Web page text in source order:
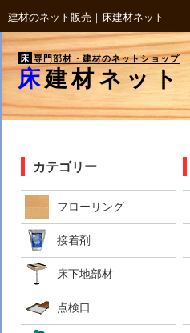
建材のネット販売｜床建材ネット
床 専門部材・建材のネットショップ
床建材ネット
カテゴリー
フローリング
接着剤
床下地部材
点検口